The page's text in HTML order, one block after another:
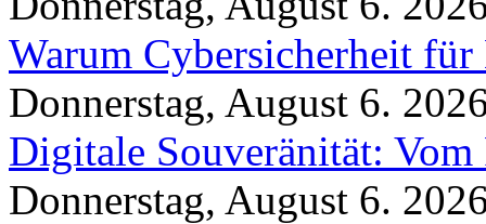
Warum Cybersicherheit für
Donnerstag, August 6.
Digitale Souveränität:
Donnerstag, August 6.